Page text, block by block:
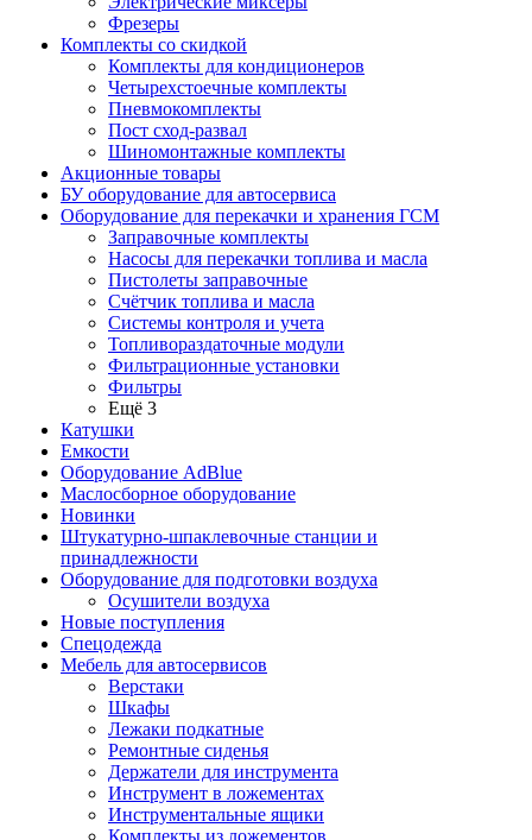
Фрезеры
Комплекты со скидкой
Комплекты для кондиционеров
Четырехстоечные комплекты
Пневмокомплекты
Пост сход-развал
Шиномонтажные комплекты
Акционные товары
БУ оборудование для автосервиса
Оборудование для перекачки и хранения ГСМ
Заправочные комплекты
Насосы для перекачки топлива и масла
Пистолеты заправочные
Счётчик топлива и масла
Системы контроля и учета
Топливораздаточные модули
Фильтрационные установки
Фильтры
Ещё 3
Катушки
Емкости
Оборудование AdBlue
Маслосборное оборудование
Новинки
Штукатурно-шпаклевочные станции и
принадлежности
Оборудование для подготовки воздуха
Осушители воздуха
Новые поступления
Спецодежда
Мебель для автосервисов
Верстаки
Шкафы
Лежаки подкатные
Ремонтные сиденья
Держатели для инструмента
Инструмент в ложементах
Инструментальные ящики
Комплекты из ложементов